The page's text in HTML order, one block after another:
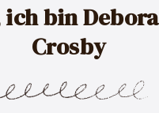
bin
Crosby